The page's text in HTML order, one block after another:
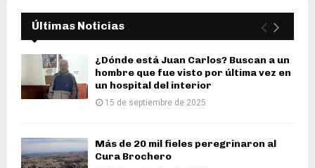
Últimas Noticias
¿Dónde está Juan Carlos? Buscan a un
hombre que fue visto por última vez en
un hospital del interior
15 de septiembre de 2025
Más de 20 mil fieles peregrinaron al
Cura Brochero